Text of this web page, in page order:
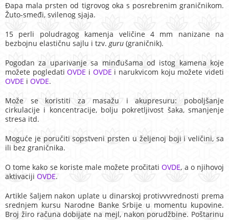
Đapa mala prsten od tigrovog oka s posrebrenim graničnikom.
Žuto-smeđi, svilenog sjaja.
15 perli poludragog kamenja veličine 4 mm nanizane na
bezbojnu elastičnu sajlu i tzv.guru (graničnik).
Pogodan za uparivanje sa minđušama od istog kamena koje
možete pogledatiOVDE i OVDE i narukvicom koju možete videti
OVDE i OVDE.
Može se koristiti za masažu i akupresuru: poboljšanje
cirkulacije i koncentracije, bolju pokretljivost šaka, smanjenje
stresa itd.
Moguće je poručiti sopstveni prsten u željenoj boji i veličini, sa
ili bez graničnika.
O tome kako se koriste male možete pročitatiOVDE, a o njihovoj
aktivaciji OVDE.
Artikle šaljem nakon uplate u dinarskoj protivvvrednosti prema
srednjem kursu Narodne Banke Srbije u momentu kupovine.
Broj žiro računa dobijate na mejl, nakon porudžbine. Poštarinu